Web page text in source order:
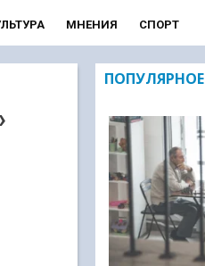
МНЕНИЯ СПОРТ
ПОПУЛЯРНОЕ